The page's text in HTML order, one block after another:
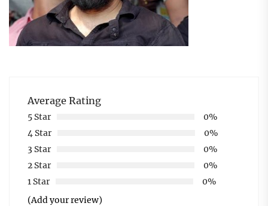
Average Rating
5 Star
0%
4 Star
0%
3 Star
0%
2 Star
0%
1 Star
0%
(Add your review)